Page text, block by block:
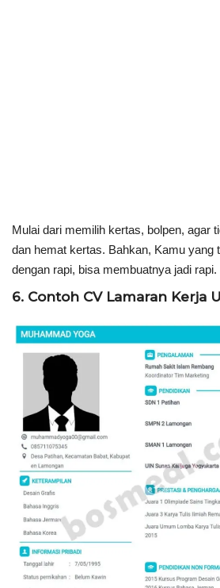
Mulai dari memilih kertas, bolpen, agar
dan hemat kertas. Bahkan, Kamu yang
dengan rapi, bisa membuatnya jadi rapi.
6. Contoh CV Lamaran Kerja